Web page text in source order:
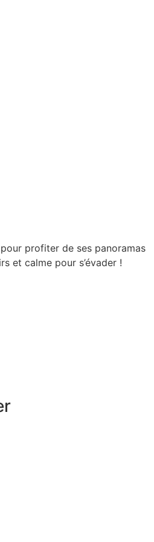
profiter de ses panoramas
et calme pour s’évader !